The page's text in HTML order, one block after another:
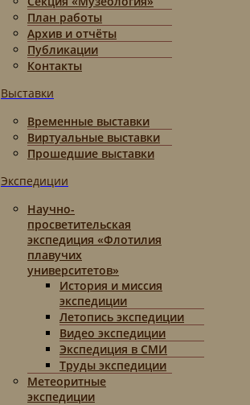
План работы
Архив и отчёты
Публикации
Контакты
Выставки
Временные выставки
Виртуальные выставки
Прошедшие выставки
Экспедиции
Научно-
просветительская
экспедиция «Флотилия
плавучих
университетов»
История и миссия
экспедиции
Летопись экспедиции
Видео экспедиции
Экспедиция в СМИ
Труды экспедиции
Метеоритные
экспедиции